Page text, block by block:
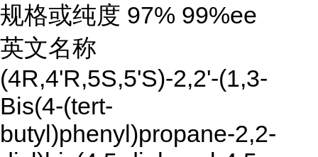
规格或纯度 97% 99%ee
英文名称
(4R,4'R,5S,5'S)-2,2'-(1,3-
Bis(4-(tert-
butyl)phenyl)propane-2,2-